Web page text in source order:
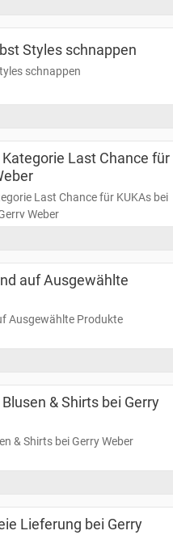
Styles schnappen
schnappen
Last Chance für
Last Chance für KUKAs bei
Weber
auf Ausgewählte
Ausgewählte Produkte
& Shirts bei Gerry
& Shirts bei Gerry Weber
Lieferung bei Gerry